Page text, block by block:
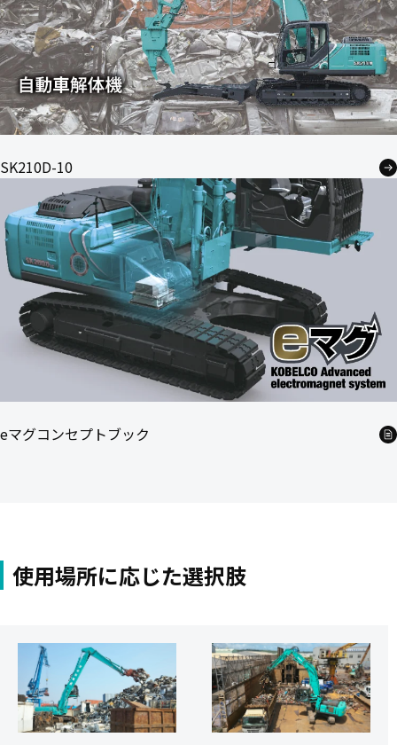
SK210D-10
eマグコンセプトブック
使用場所に応じた選択肢